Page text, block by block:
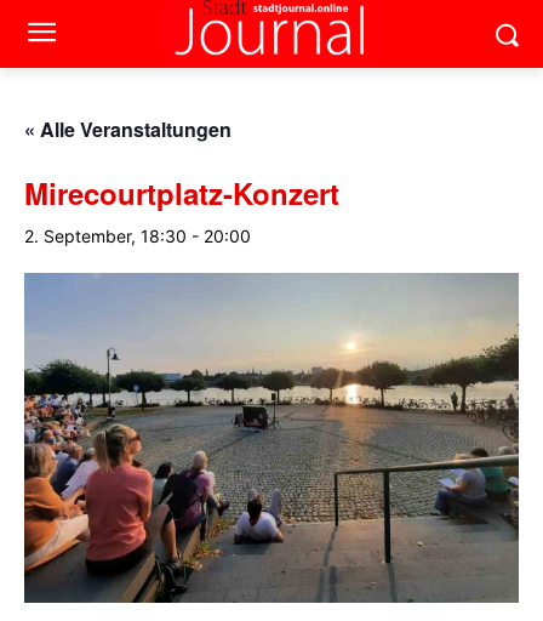
« Alle Veranstaltungen
Mirecourtplatz-Konzert
2. September, 18:30 - 20:00